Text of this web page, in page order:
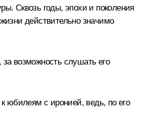
Сквозь годы, эпохи и поколения
действительно значимо
возможность слушать его
юбилеям с иронией, ведь, по его